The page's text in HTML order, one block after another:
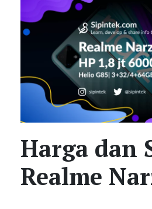
Harga dan
Realme